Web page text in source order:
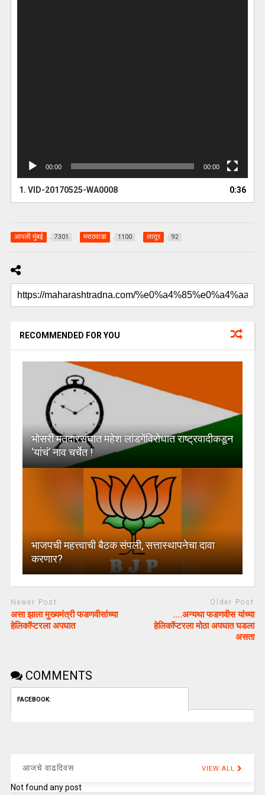
00:00 00:00
1. VID-20170525-WA0008 0:36
आपली मुंबई 7301 मराठवाडा 1100 लातूर 92
RECOMMENDED FOR YOU
भोसरी मतदारसंघात महेश लांडगेंविरोधात राष्ट्रवादीकडून
‘यांचं’ नाव चर्चेत !
भाजपची महत्त्वाची बैठक संपली, सत्तास्थापनेचा दावा
करणार?
Newer Post
असा झाला मुख्यमंत्री फडणवीसांच्या
हेलिकॉप्टरला अपघात
Older Post
….अन्यथा फडणवीस यांच्या
हेलिकॉप्टरला मोठा अपघात घडला
असता
COMMENTS
FACEBOOK:
आजचे वाढदिवस VIEW ALL
Not found any post